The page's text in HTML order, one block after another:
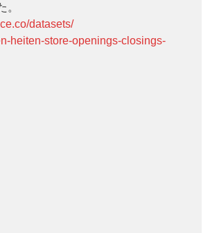
。
datasets/
heiten-store-openings-closings-